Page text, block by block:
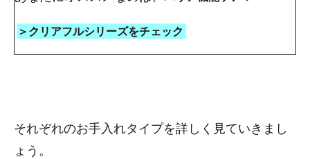
＞クリアフルシリーズをチェック
それぞれのお手入れタイプを詳しく見ていきまし
ょう。